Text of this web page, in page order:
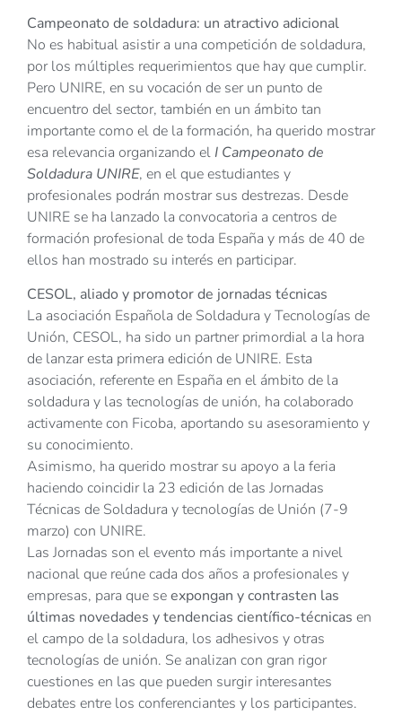
Campeonato de soldadura: un atractivo adicional
No es habitual asistir a una competición de soldadura,
por los múltiples requerimientos que hay que cumplir.
Pero UNIRE, en su vocación de ser un punto de
encuentro del sector, también en un ámbito tan
importante como el de la formación, ha querido mostrar
esa relevancia organizando el I Campeonato de
Soldadura UNIRE, en el que estudiantes y
profesionales podrán mostrar sus destrezas. Desde
UNIRE se ha lanzado la convocatoria a centros de
formación profesional de toda España y más de 40 de
ellos han mostrado su interés en participar.
CESOL, aliado y promotor de jornadas técnicas
La asociación Española de Soldadura y Tecnologías de
Unión, CESOL, ha sido un partner primordial a la hora
de lanzar esta primera edición de UNIRE. Esta
asociación, referente en España en el ámbito de la
soldadura y las tecnologías de unión, ha colaborado
activamente con Ficoba, aportando su asesoramiento y
su conocimiento.
Asimismo, ha querido mostrar su apoyo a la feria
haciendo coincidir la 23 edición de las Jornadas
Técnicas de Soldadura y tecnologías de Unión (7-9
marzo) con UNIRE.
Las Jornadas son el evento más importante a nivel
nacional que reúne cada dos años a profesionales y
empresas, para que seexpongan y contrasten las
últimas novedades y tendencias científico-técnicas en
el campo de la soldadura, los adhesivos y otras
tecnologías de unión. Se analizan con gran rigor
cuestiones en las que pueden surgir interesantes
debates entre los conferenciantes y los participantes.